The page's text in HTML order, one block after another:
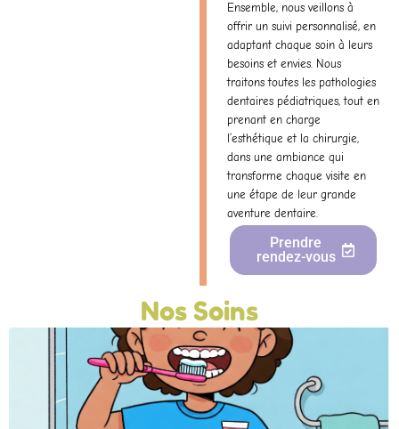
Ensemble, nous veillons à
offrir un suivi personnalisé, en
adaptant chaque soin à leurs
besoins et envies. Nous
traitons toutes les pathologies
dentaires pédiatriques, tout en
prenant en charge
l’esthétique et la chirurgie,
dans une ambiance qui
transforme chaque visite en
une étape de leur grande
aventure dentaire.
Prendre
rendez-vous
Nos Soins